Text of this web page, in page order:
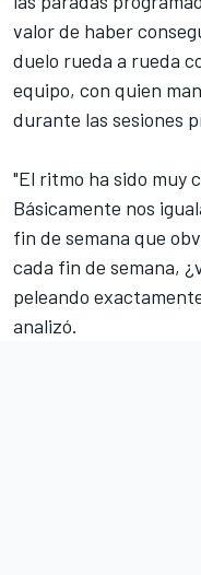
valor de haber
duelo rueda a rueda
equipo, con quien
durante las sesiones
"El ritmo ha sido muy
Básicamente nos
fin de semana que
cada fin de semana,
peleando
analizó.